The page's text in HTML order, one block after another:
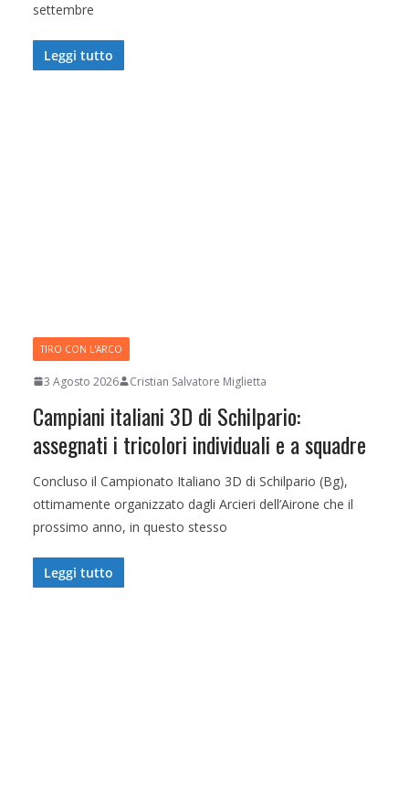
settembre
Leggi tutto
TIRO CON L'ARCO
3 Agosto 2026 Cristian Salvatore Miglietta
Campiani italiani 3D di Schilpario:
assegnati i tricolori individuali e a squadre
Concluso il Campionato Italiano 3D di Schilpario (Bg),
ottimamente organizzato dagli Arcieri dell’Airone che il
prossimo anno, in questo stesso
Leggi tutto